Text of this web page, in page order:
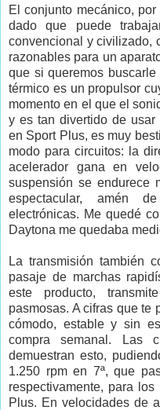
El conjunto mecánico,
dado que puede
convencional y civilizado,
razonables para un
que si queremos
térmico es un propulsor
momento en el que el
y es tan divertido de usar
en Sport Plus, es muy
modo para circuitos: la
acelerador gana en
suspensión se endurece
espectacular, amén
electrónicas. Me quedé
Daytona me quedaba
La transmisión también
pasaje de marchas
este producto,
pasmosas. A cifras que te
cómodo, estable y sin
compra semanal. Las
demuestran esto,
1.250 rpm en 7ª, que
respectivamente, para
Plus. En velocidades de